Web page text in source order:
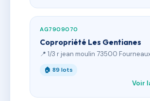
AG7909070
Copropriété Les Gentianes
📍 1/3 r jean moulin 73500
🏠 89 lots
Voir